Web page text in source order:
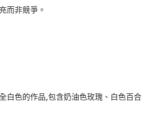
而非競爭。
白色的作品,包含奶油色玫瑰、白色百合